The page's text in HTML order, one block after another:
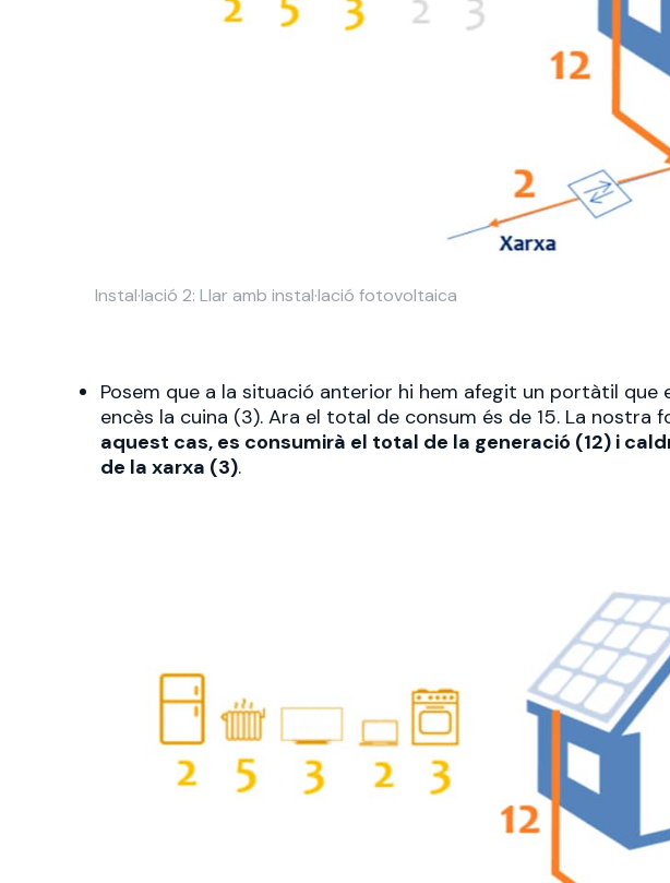
Instal·lació 2: Llar amb instal·lació fotovoltaica
Posem que a la situació anterior hi hem afegit un portàtil que
encès la cuina (3). Ara el total de consum és de 15. La nostra
aquest cas, es consumirà el total de la generació (12) i
de la xarxa (3).